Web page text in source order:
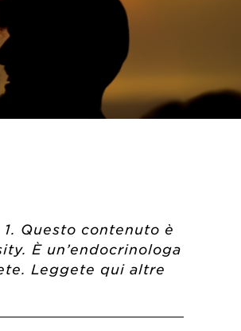
Questo contenuto è
È un’endocrinologa
Leggete qui altre